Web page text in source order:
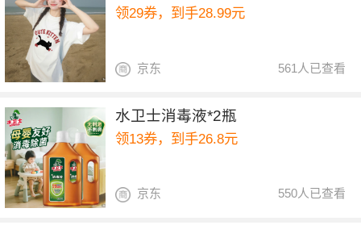
领29券，到手28.99元
561人已查看
京东
水卫士消毒液*2瓶
领13券，到手26.8元
550人已查看
京东